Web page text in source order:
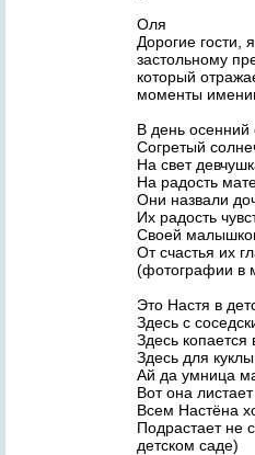
Оля
Дорогие гости,
застольному
который
моменты
В день осенний
Согретый
На свет
На радость
Они назвали
Их радость
Своей
От счастья их
(фотографии в
Это Настя в
Здесь с
Здесь копается
Здесь для
Ай да умница
Вот она листает
Всем Настёна
Подрастает не
детском саде)